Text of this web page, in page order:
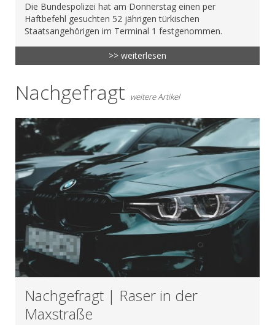
Die Bundespolizei hat am Donnerstag einen per
Haftbefehl gesuchten 52 jährigen türkischen
Staatsangehörigen im Terminal 1 festgenommen.
>> weiterlesen
Nachgefragt weitere Artikel
Nachgefragt | Raser in der
Maxstraße